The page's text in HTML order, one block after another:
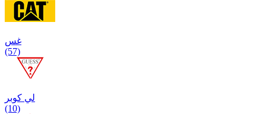
غس
(57)
لي كوبر
(10)